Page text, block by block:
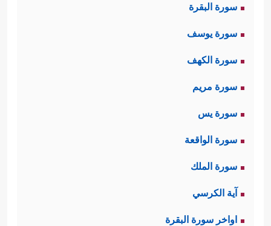
سورة البقرة
سورة يوسف
سورة الكهف
سورة مريم
سورة يس
سورة الواقعة
سورة الملك
آية الكرسي
اواخر سورة البقرة